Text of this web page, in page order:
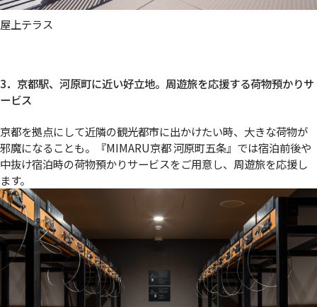
屋上テラス
3．京都駅、河原町に近い好立地。周遊旅を応援する荷物預かりサ
ービス
京都を拠点にして近隣の観光都市に出かけたい時、大きな荷物が
邪魔になることも。『MIMARU京都 河原町五条』では宿泊前後や
中抜け宿泊時の荷物預かりサービスをご用意し、周遊旅を応援し
ます。